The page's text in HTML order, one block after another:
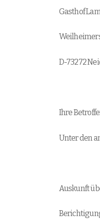
Gasthof
D-73272
Ihre
Unter den
Auskunft